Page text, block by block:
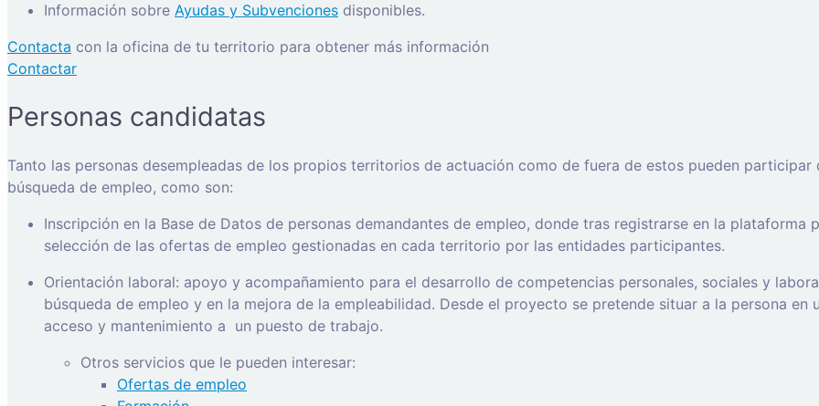
Información sobre Ayudas y Subvenciones disponibles.
Contacta con la oficina de tu territorio para obtener más información
Contactar
Personas candidatas
Tanto las personas desempleadas de los propios territorios de actuación como de fuera de estos pueden
búsqueda de empleo, como son:
Inscripción en la Base de Datos de personas demandantes de empleo, donde tras registrarse en la
selección de las ofertas de empleo gestionadas en cada territorio por las entidades participantes.
Orientación laboral: apoyo y acompañamiento para el desarrollo de competencias personales, sociales y
búsqueda de empleo y en la mejora de la empleabilidad. Desde el proyecto se pretende situar a la persona
acceso y mantenimiento a un puesto de trabajo.
Otros servicios que le pueden interesar:
Ofertas de empleo